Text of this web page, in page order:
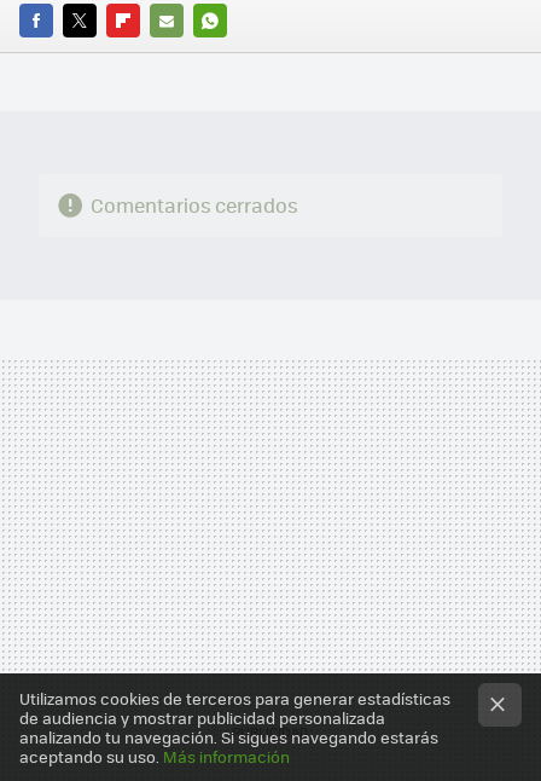
FACEBOOK
TWITTERFLIPBOARD
E-
WHATSAPP
Comentarios cerrados
Utilizamos cookies de terceros para generar estadísticas
de audiencia y mostrar publicidad personalizada
analizando tu navegación. Si sigues navegando estarás
aceptando su uso. Más información